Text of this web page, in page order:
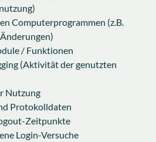
Computerprogrammen (z.B.
/ Funktionen
(Aktivität der genutzten
Nutzung
Protokolldaten
Zeitpunkte
Login-Versuche